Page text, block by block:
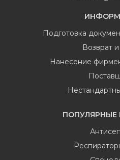
Подготовка
Возврат
Нанесение
ПОПУЛЯРНЫЕ